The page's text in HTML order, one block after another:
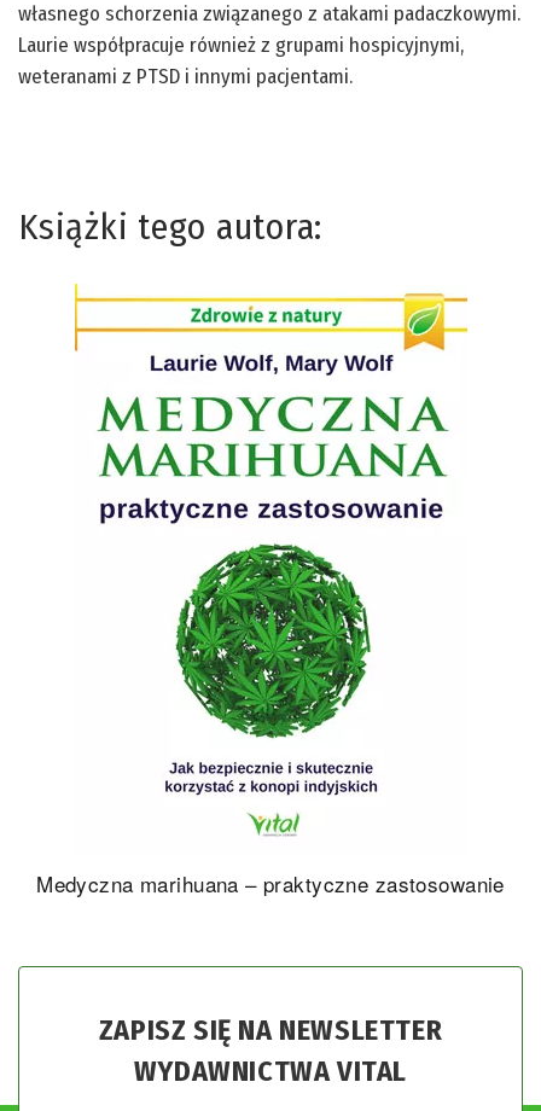
własnego schorzenia związanego z atakami padaczkowymi.
Laurie współpracuje również z grupami hospicyjnymi,
weteranami z PTSD i innymi pacjentami.
Książki tego autora:
Medyczna marihuana – praktyczne zastosowanie
ZAPISZ SIĘ NA NEWSLETTER
WYDAWNICTWA VITAL